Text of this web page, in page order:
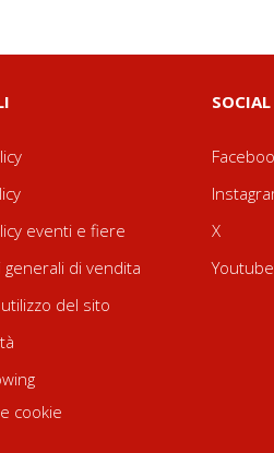
eventi e fiere
generali di vendita
del sito
cookie
SOCIAL
X
Youtube